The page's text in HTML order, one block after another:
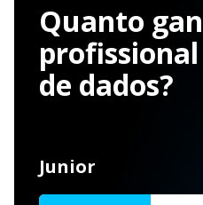
Quanto
de dados?
Junior